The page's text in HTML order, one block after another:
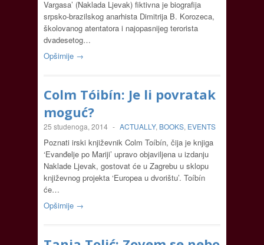
Vargasa’ (Naklada Ljevak) fiktivna je biografija
srpsko-brazilskog anarhista Dimitrija B. Korozeca,
školovanog atentatora i najopasnijeg terorista
dvadesetog…
Opširnije →
Colm Tóibín: Je li povratak
moguć?
25 studenoga, 2014 - ACTUALLY, BOOKS, EVENTS
Poznati irski književnik Colm Toíbín, čija je knjiga
‘Evanđelje po Mariji’ upravo objaviljena u izdanju
Naklade Ljevak, gostovat će u Zagrebu u sklopu
književnog projekta ‘Europea u dvorištu’. Toíbín
će…
Opširnije →